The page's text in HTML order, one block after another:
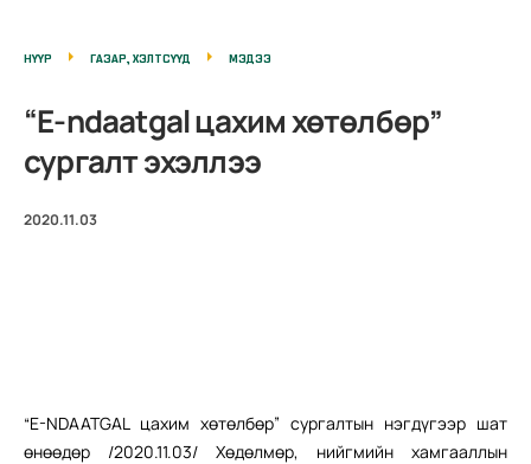
НҮҮР ГАЗАР, ХЭЛТСҮҮД МЭДЭЭ
“E-ndaatgal цахим хөтөлбөр”
сургалт эхэллээ
2020.11.03
“E-NDAATGAL цахим хөтөлбөр” сургалтын нэгдүгээр шат
өнөөдөр /2020.11.03/ Хөдөлмөр, нийгмийн хамгааллын